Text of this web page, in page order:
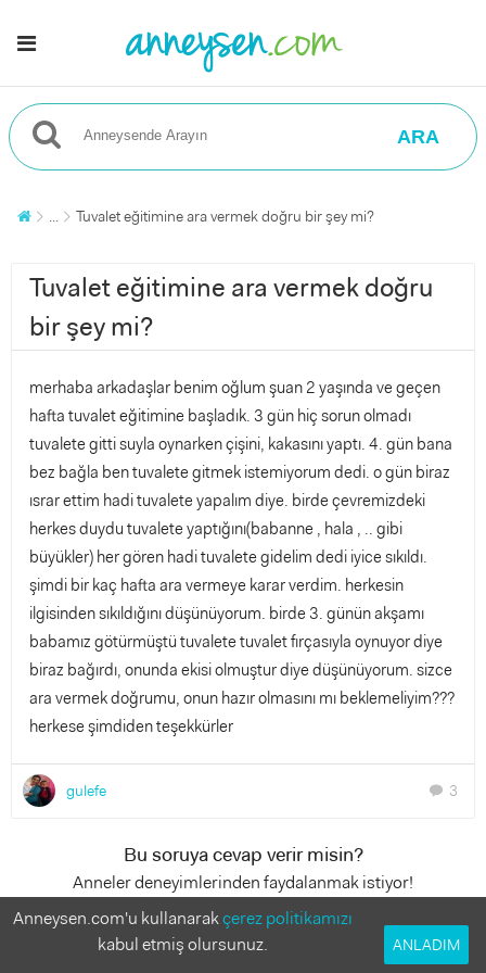
ARA
... Tuvalet eğitimine ara vermek doğru bir şey mi?
Tuvalet eğitimine ara vermek doğru
bir şey mi?
merhaba arkadaşlar benim oğlum şuan 2 yaşında ve geçen
hafta tuvalet eğitimine başladık. 3 gün hiç sorun olmadı
tuvalete gitti suyla oynarken çişini, kakasını yaptı. 4. gün bana
bez bağla ben tuvalete gitmek istemiyorum dedi. o gün biraz
ısrar ettim hadi tuvalete yapalım diye. birde çevremizdeki
herkes duydu tuvalete yaptığını(babanne , hala , .. gibi
büyükler) her gören hadi tuvalete gidelim dedi iyice sıkıldı.
şimdi bir kaç hafta ara vermeye karar verdim. herkesin
ilgisinden sıkıldığını düşünüyorum. birde 3. günün akşamı
babamız götürmüştü tuvalete tuvalet fırçasıyla oynuyor diye
biraz bağırdı, onunda ekisi olmuştur diye düşünüyorum. sizce
ara vermek doğrumu, onun hazır olmasını mı beklemeliyim???
herkese şimdiden teşekkürler
gulefe chat 3
Bu soruya cevap verir misin?
Anneler deneyimlerinden faydalanmak istiyor!
3 Cevap
Anneysen.com'u kullanarakçerez politikamızı
kabul etmiş olursunuz.
ANLADIM